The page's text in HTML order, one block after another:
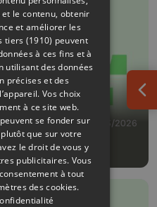
29/03/2026
le contenu, obtenir
et améliorer les
tiers (1910) peuvent
à ces fins et à
utilisant des données
précises et des
Vos choix
à ce site web.
se fonder sur
que sur votre
le droit de vous y
publicitaires. Vous
à tout
des cookies.